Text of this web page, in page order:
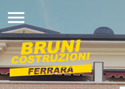
menu